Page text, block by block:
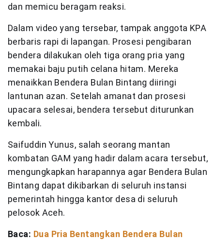
dan memicu beragam reaksi.
Dalam video yang tersebar, tampak anggota KPA
berbaris rapi di lapangan. Prosesi pengibaran
bendera dilakukan oleh tiga orang pria yang
memakai baju putih celana hitam. Mereka
menaikkan Bendera Bulan Bintang diiringi
lantunan azan. Setelah amanat dan prosesi
upacara selesai, bendera tersebut diturunkan
kembali.
Saifuddin Yunus, salah seorang mantan
kombatan GAM yang hadir dalam acara tersebut,
mengungkapkan harapannya agar Bendera Bulan
Bintang dapat dikibarkan di seluruh instansi
pemerintah hingga kantor desa di seluruh
pelosok Aceh.
Baca: Dua Pria Bentangkan Bendera Bulan